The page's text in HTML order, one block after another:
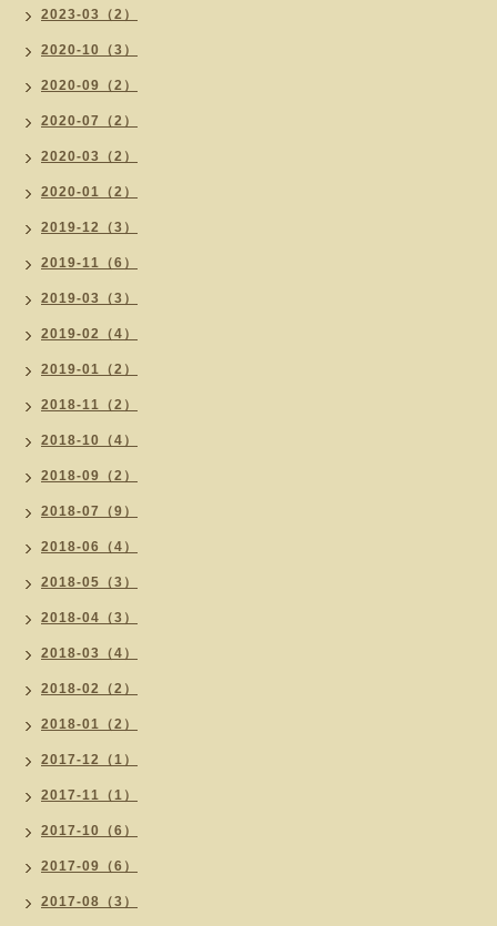
2023-03（2）
2020-10（3）
2020-09（2）
2020-07（2）
2020-03（2）
2020-01（2）
2019-12（3）
2019-11（6）
2019-03（3）
2019-02（4）
2019-01（2）
2018-11（2）
2018-10（4）
2018-09（2）
2018-07（9）
2018-06（4）
2018-05（3）
2018-04（3）
2018-03（4）
2018-02（2）
2018-01（2）
2017-12（1）
2017-11（1）
2017-10（6）
2017-09（6）
2017-08（3）